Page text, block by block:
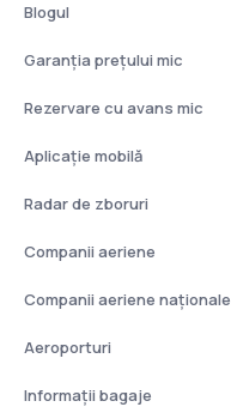
Blogul
Garanția prețului mic
Rezervare cu avans mic
Aplicație mobilă
Radar de zboruri
Companii aeriene
Companii aeriene naţionale
Aeroporturi
Informații bagaje